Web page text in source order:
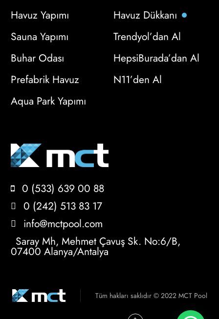
Havuz Yapımı
Sauna Yapımı
Buhar Odası
Prefabrik Havuz
Aqua Park Yapımı
Havuz Dükkanı
Trendyol’dan Al
HepsiBurada’dan Al
N11’den Al
0 (533) 639 00 88
0 (242) 513 83 17
info@mctpool.com
Saray Mh, Mehmet Çavuş Sk. No:6/B,
07400 Alanya/Antalya
Tüm hakları saklıdır © 2022 MCT Pool